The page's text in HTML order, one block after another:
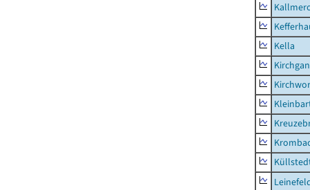
Kella